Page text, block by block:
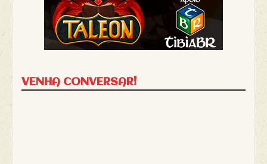
VENHA CONVERSAR!